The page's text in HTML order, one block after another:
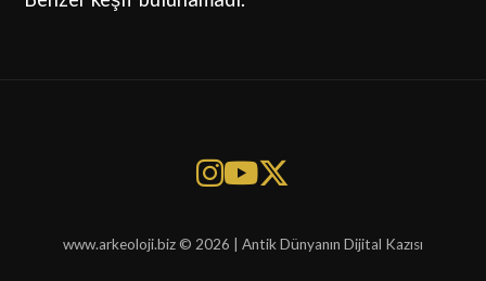
www.arkeoloji.biz © 2026 | Antik Dünyanın Dijital Kazısı